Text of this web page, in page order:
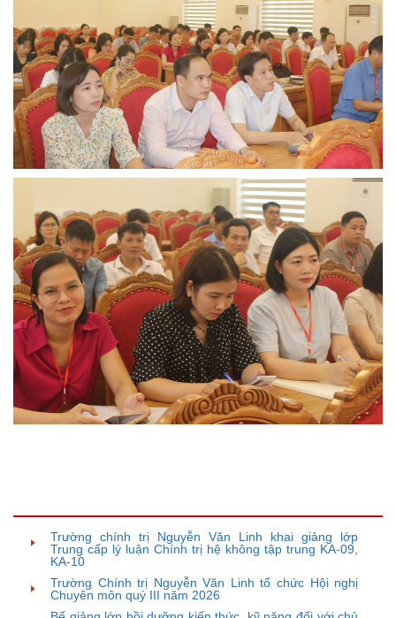
Trường chính trị Nguyễn Văn Linh khai giảng lớp
Trung cấp lý luận Chính trị hệ không tập trung KA-09,
KA-10
Trường Chính trị Nguyễn Văn Linh tổ chức Hội nghị
Chuyên môn quý III năm 2026